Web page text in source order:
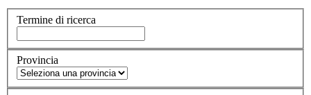
Termine di ricerca
Provincia